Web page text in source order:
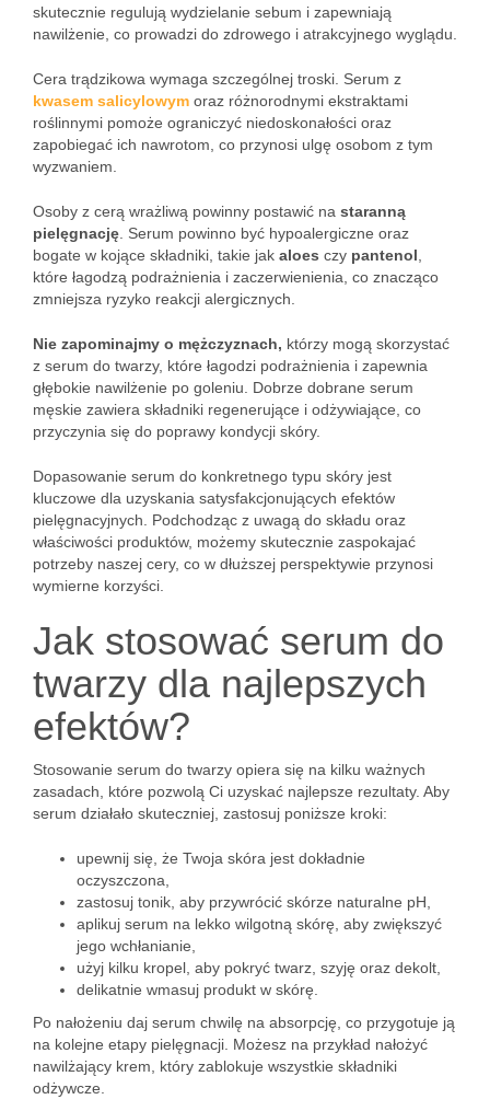
skutecznie regulują wydzielanie sebum i zapewniają
nawilżenie, co prowadzi do zdrowego i atrakcyjnego wyglądu.
Cera trądzikowa wymaga szczególnej troski. Serum z
kwasem salicylowym oraz różnorodnymi ekstraktami
roślinnymi pomoże ograniczyć niedoskonałości oraz
zapobiegać ich nawrotom, co przynosi ulgę osobom z tym
wyzwaniem.
Osoby z cerą wrażliwą powinny postawić na staranną
pielęgnację . Serum powinno być hypoalergiczne oraz
bogate w kojące składniki, takie jak aloes czy pantenol
które łagodzą podrażnienia i zaczerwienienia, co znacząco
zmniejsza ryzyko reakcji alergicznych.
Nie zapominajmy o mężczyznach, którzy mogą skorzystać
z serum do twarzy, które łagodzi podrażnienia i zapewnia
głębokie nawilżenie po goleniu. Dobrze dobrane serum
męskie zawiera składniki regenerujące i odżywiające, co
przyczynia się do poprawy kondycji skóry.
Dopasowanie serum do konkretnego typu skóry jest
kluczowe dla uzyskania satysfakcjonujących efektów
pielęgnacyjnych. Podchodząc z uwagą do składu oraz
właściwości produktów, możemy skutecznie zaspokajać
potrzeby naszej cery, co w dłuższej perspektywie przynosi
wymierne korzyści.
Jak stosować serum do
twarzy dla najlepszych
efektów?
Stosowanie serum do twarzy opiera się na kilku ważnych
zasadach, które pozwolą Ci uzyskać najlepsze rezultaty. Aby
serum działało skuteczniej, zastosuj poniższe kroki:
upewnij się, że Twoja skóra jest dokładnie
oczyszczona,
zastosuj tonik, aby przywrócić skórze naturalne pH,
aplikuj serum na lekko wilgotną skórę, aby zwiększyć
jego wchłanianie,
użyj kilku kropel, aby pokryć twarz, szyję oraz dekolt,
delikatnie wmasuj produkt w skórę.
Po nałożeniu daj serum chwilę na absorpcję, co przygotuje ją
na kolejne etapy pielęgnacji. Możesz na przykład nałożyć
nawilżający krem, który zablokuje wszystkie składniki
odżywcze.